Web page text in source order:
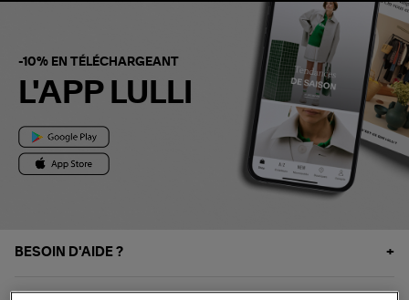
-10% EN TÉLÉCHARGEANT
L'APP LULLI
BESOIN D'AIDE ?